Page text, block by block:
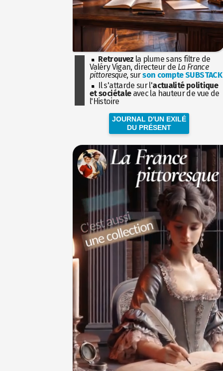
Retrouvez la plume sans filtre de
Valéry Vigan, directeur de La France
pittoresque, surson compte SUBSTACK
Il s'attarde sur l'actualité politique
et sociétaleavec la hauteur de vue de
l'Histoire
JOURNAL D'UN EXILÉ
DU PRÉSENT